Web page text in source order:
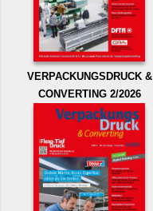
VERPACKUNGSDRUCK &
CONVERTING 2/2026